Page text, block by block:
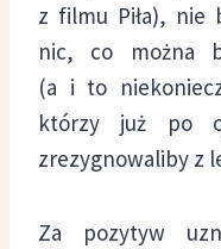
z filmu Piła), nie
nic, co można
(a i to
którzy już po
zrezygnowaliby z
Za pozytyw